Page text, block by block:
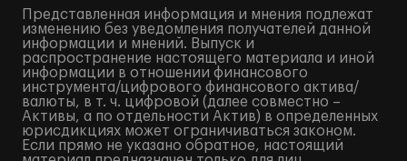
Представленная информация и мнения подлежат
изменению без уведомления получателей данной
информации и мнений. Выпуск и
распространение настоящего материала и иной
информации в отношении финансового
инструмента/цифрового финансового актива/
валюты, в т. ч. цифровой (далее совместно –
Активы, а по отдельности Актив) в определенных
юрисдикциях может ограничиваться законом.
Если прямо не указано обратное, настоящий